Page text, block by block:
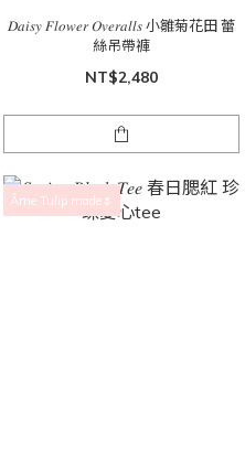
𝐷𝑎𝑖𝑠𝑦 𝐹𝑙𝑜𝑤𝑒𝑟 𝑂𝑣𝑒𝑟𝑎𝑙𝑙𝑠 小雛菊花田 蕾
絲吊帶褲
NT$2,480
Âme Tulip made🌷